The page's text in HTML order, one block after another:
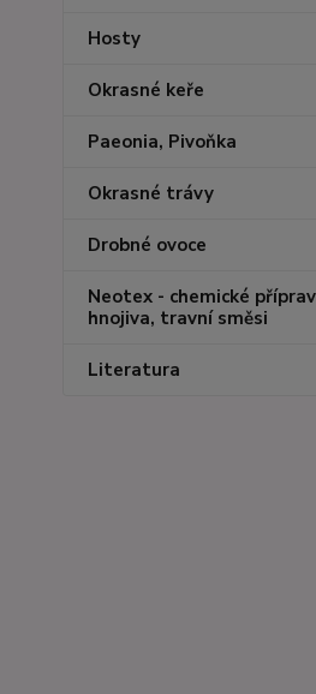
Hosty
Okrasné keře
Paeonia, Pivoňka
Okrasné trávy
Drobné ovoce
Neotex - chemické
hnojiva, travní směsi
Literatura